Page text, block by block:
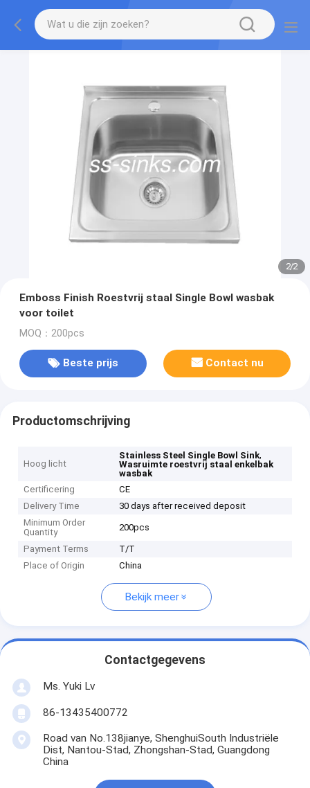
2/2
Emboss Finish Roestvrij staal Single Bowl wasbak
voor toilet
MOQ：200pcs
Beste prijs Contact nu
Productomschrijving
Hoog licht
Stainless Steel Single Bowl Sink,
Wasruimte roestvrij staal enkelbak
wasbak
Certificering
CE
Delivery Time
30 days after received deposit
Minimum Order
Quantity
200pcs
Payment Terms
T/T
Place of Origin
China
Bekijk meer
Contactgegevens
Ms. Yuki Lv
86-13435400772
Road van No.138jianye, ShenghuiSouth Industriële
Dist, Nantou-Stad, Zhongshan-Stad, Guangdong
China